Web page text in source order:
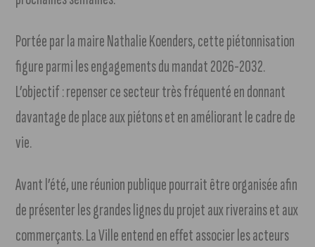
Portée par la maire Nathalie Koenders, cette piétonnisation
figure parmi les engagements du mandat 2026-2032.
L’objectif : repenser ce secteur très fréquenté en donnant
davantage de place aux piétons et en améliorant le cadre de
vie.
Avant l’été, une réunion publique pourrait être organisée afin
de présenter les grandes lignes du projet aux riverains et aux
commerçants. La Ville entend en effet associer les acteurs